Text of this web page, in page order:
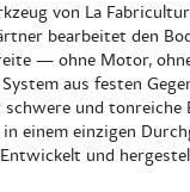
von La
bearbeitet den
— ohne Motor,
aus festen
schwere und
einem einzigen
Entwickelt und